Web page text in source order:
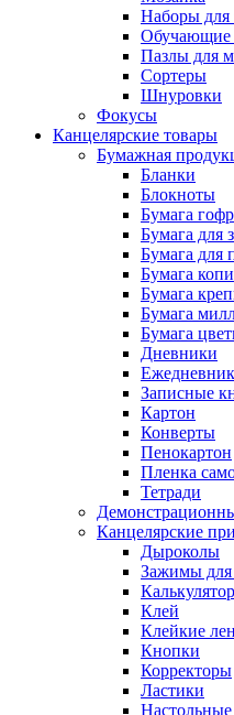
Наборы для
Обучающие
Пазлы для
Сортеры
Шнуровки
Фокусы
Канцелярские товары
Бумажная
Бланки
Блокноты
Бумага
Бумага для
Бумага для
Бумага
Бумага
Бумага
Бумага
Дневники
Записные
Картон
Конверты
Пенокартон
Пленка
Тетради
Канцелярские
Дыроколы
Зажимы для
Клей
Клейкие
Кнопки
Корректоры
Ластики